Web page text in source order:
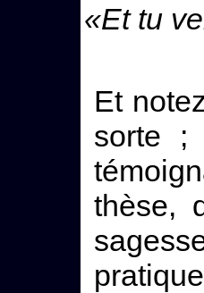
«Et tu
Et
sorte ;
thèse,